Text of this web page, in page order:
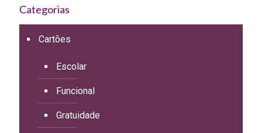
Categorias
Cartões
Escolar
Funcional
Gratuidade